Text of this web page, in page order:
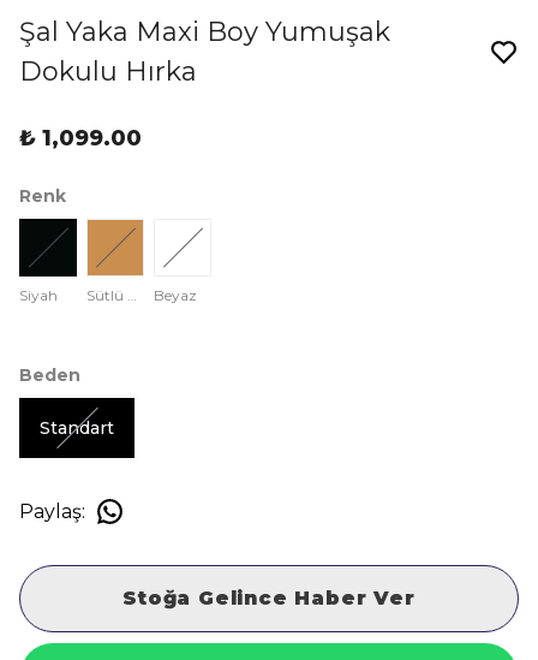
Şal Yaka Maxi Boy Yumuşak
Dokulu Hırka
₺ 1,099.00
Renk
Siyah Sütlü Kahve Beyaz
Beden
Standart
Paylaş:
Stoğa Gelince Haber Ver